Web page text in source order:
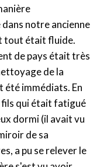
notre ancienne
tout était fluide.
de pays était très
de la
été immédiats. En
fils qui était fatigué
dormi (il avait vu
de sa
a pu se relever le